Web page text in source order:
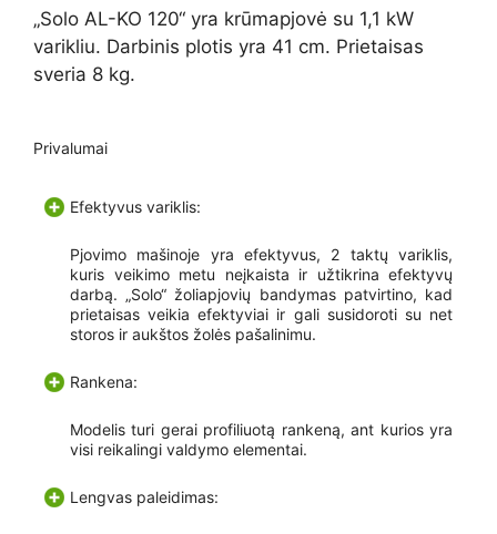
„Solo AL-KO 120“ yra krūmapjovė su 1,1 kW
varikliu. Darbinis plotis yra 41 cm. Prietaisas
sveria 8 kg.
Privalumai
Efektyvus variklis:
Pjovimo mašinoje yra efektyvus, 2 taktų variklis,
kuris veikimo metu neįkaista ir užtikrina efektyvų
darbą. „Solo“ žoliapjovių bandymas patvirtino, kad
prietaisas veikia efektyviai ir gali susidoroti su net
storos ir aukštos žolės pašalinimu.
Rankena:
Modelis turi gerai profiliuotą rankeną, ant kurios yra
visi reikalingi valdymo elementai.
Lengvas paleidimas: